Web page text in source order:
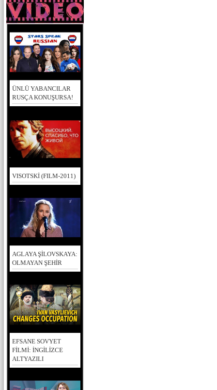
ÜNLÜ YABANCILAR
RUSÇA KONUŞURSA!
VISOTSKİ (FILM-2011)
AGLAYA ŞİLOVSKAYA:
OLMAYAN ŞEHİR
EFSANE SOVYET
FİLMİ: İNGİLİZCE
ALTYAZILI